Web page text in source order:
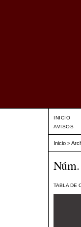
INICIO
AVISOS
Inicio >
TABLA DE